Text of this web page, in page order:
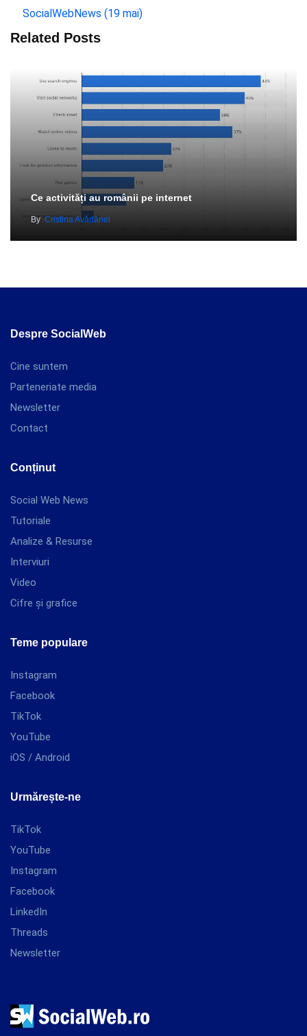
SocialWebNews (19 mai)
Related Posts
Ce activități au românii pe internet
By Cristina Avădănei
Despre SocialWeb
Cine suntem
Parteneriate media
Newsletter
Contact
Conținut
Social Web News
Tutoriale
Analize & Resurse
Interviuri
Video
Cifre și grafice
Teme populare
Instagram
Facebook
TikTok
YouTube
iOS / Android
Urmărește-ne
TikTok
YouTube
Instagram
Facebook
LinkedIn
Threads
Newsletter